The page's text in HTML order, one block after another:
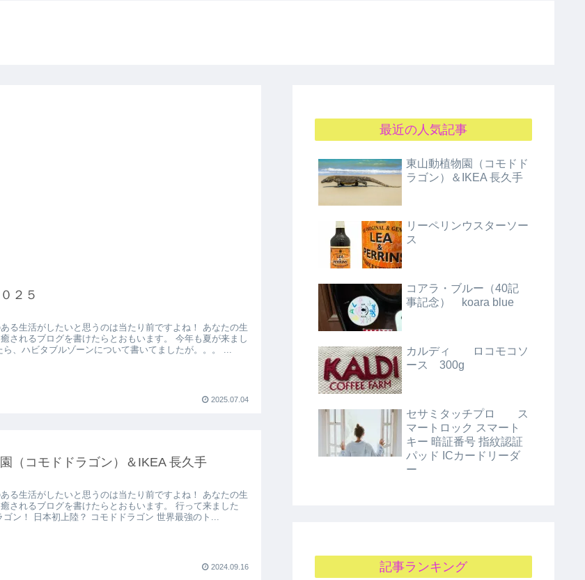
２５
る生活がしたいと思うのは当たり前ですよね！ あなたの生
されるブログを書けたらとおもいます。 今年も夏が来まし
、ハビタブルゾーンについて書いてましたが。。。 ...
2025.07.04
（コモドドラゴン）＆IKEA 長久手
る生活がしたいと思うのは当たり前ですよね！ あなたの生
されるブログを書けたらとおもいます。 行って来ました
ゴン！ 日本初上陸？ コモドドラゴン 世界最強のト...
2024.09.16
最近の人気記事
東山動植物園（コモドド
ラゴン）＆IKEA 長久手
リーペリンウスターソー
ス
コアラ・ブルー（40記
事記念） koara blue
カルディ ロコモコソ
ース 300g
セサミタッチプロ ス
マートロック スマート
キー 暗証番号 指紋認証
パッド ICカードリーダ
ー
記事ランキング